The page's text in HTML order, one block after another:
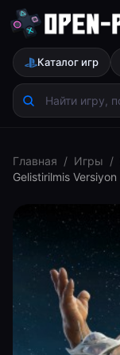
Каталог игр
Главная / Игры /
Gelistirilmis Versiyon